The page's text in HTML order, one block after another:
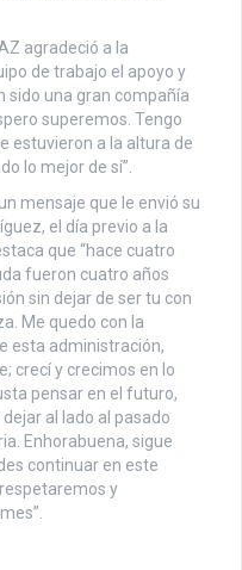
agradeció a la
de trabajo el apoyo y
sido una gran compañía
superemos. Tengo
estuvieron a la altura de
lo mejor de sí”.
mensaje que le envió su
el día previo a la
que “hace cuatro
fueron cuatro años
sin dejar de ser tu con
Me quedo con la
esta administración,
crecí y crecimos en lo
pensar en el futuro,
al lado al pasado
Enhorabuena, sigue
continuar en este
y